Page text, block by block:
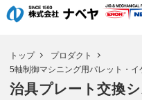
トップ
プロダクト
5軸制御マシニング用パレット・イ
治具プレート交換